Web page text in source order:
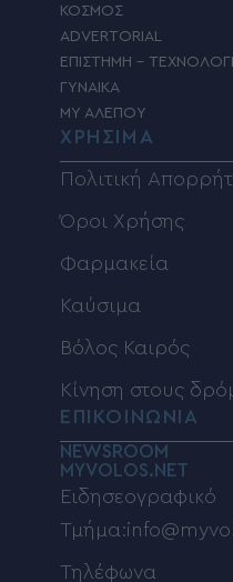
ΚΟΣΜΟΣ
ADVERTORIAL
ΕΠΙΣΤΗΜΗ –
ΓΥΝΑΙΚΑ
MY ΑΛΕΠΟΥ
ΧΡΗΣΙΜΑ
Πολιτική
Όροι Χρήσης
Φαρμακεία
Καύσιμα
Βόλος Καιρός
Κίνηση στους
ΕΠΙΚΟΙΝΩΝΙΑ
NEWSROOM
MYVOLOS.NET
Ειδησεογραφικό
Τηλέφωνα